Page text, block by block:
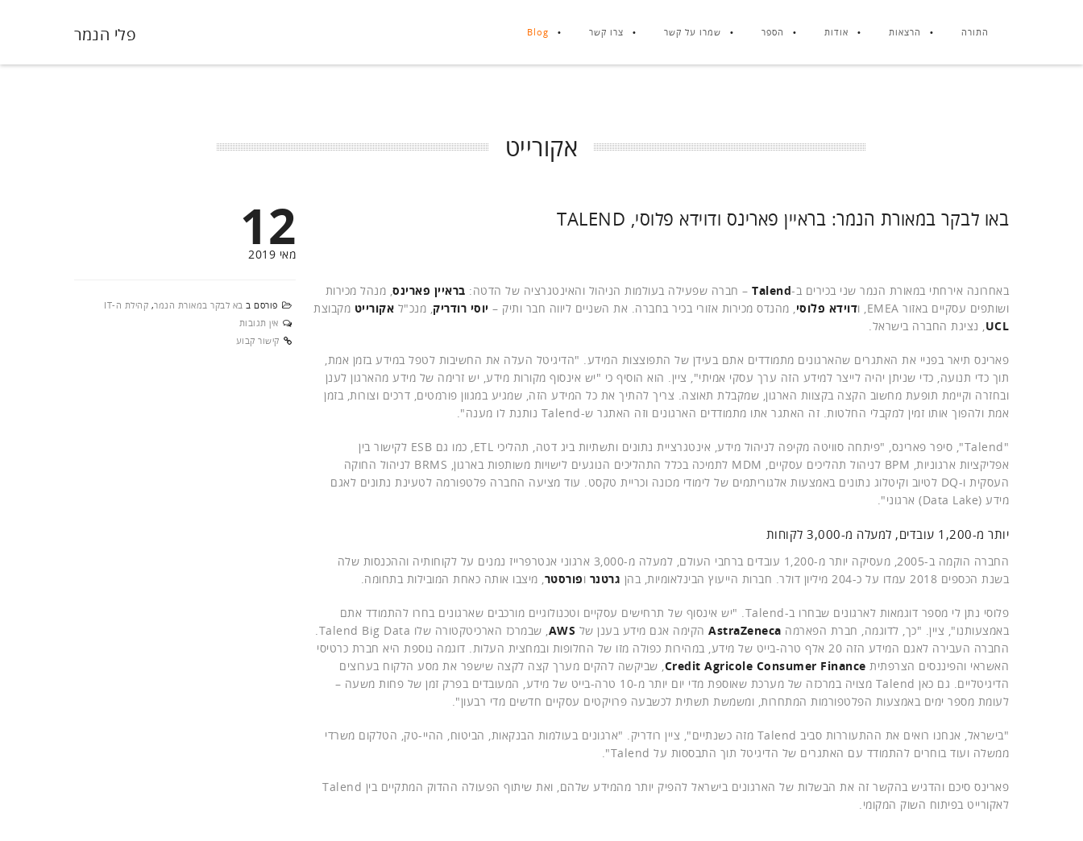
פלי הנמר התורה הרצאות אודות הספר שמרו על קשר צרו קשר Blog
אקורייט
12
מאי 2019
פורסם ב בא לבקר במאורת הנמר, קהילת ה-IT
אין תגובות
קישור קבוע
באו לבקר במאורת הנמר: בראיין פארינס ודוידא פלוסי, TALEND
באחרונה אירחתי במאורת הנמר שני בכירים ב-Talend – חברה שפעילה בעולמות הניהול והאינטגרציה של הדטה: בראיין פארינס, מנהל מכירות
ושותפים עסקיים באזור EMEA, ו
דוידא פלוסי, מהנדס מכירות אזורי בכיר בחברה. את השניים ליווה חבר ותיק – יוסי רודריק, מנכ"ל אקורייט מקבוצת
UCL, נציגת החברה בישראל.
פארינס תיאר בפניי את האתגרים שהארגונים מתמודדים אתם בעידן של התפוצצות המידע. "הדיגיטל העלה את החשיבות לטפל במידע בזמן אמת,
תוך כדי תנועה, כדי שניתן יהיה לייצר למידע הזה ערך עסקי אמיתי", ציין. הוא הוסיף כי "יש אינסוף מקורות מידע, יש זרימה של מידע מהארגון לענן
ובחזרה וקיימת תופעת מחשוב הקצה בקצוות הארגון, שמקבלת תאוצה. צריך להתיך את כל המידע הזה, שמגיע במגוון פורמטים, דרכים וצורות, בזמן
אמת ולהפוך אותו זמין למקבלי החלטות. זה האתגר אתו מתמודדים הארגונים וזה האתגר ש-Talend נותנת לו מענה".
"Talend", סיפר פארינס, "פיתחה סוויטה מקיפה לניהול מידע, אינטגרציית נתונים ותשתיות ביג דטה, תהליכי ETL, כמו גם ESB לקישור בין
אפליקציות ארגוניות, BPM לניהול תהליכים עסקיים, MDM לתמיכה בכלל התהליכים הנוגעים לישויות משותפות בארגון, BRMS לניהול החוקה
העסקית ו-DQ לטיוב וקיטלוג נתונים באמצעות אלגוריתמים של לימודי מכונה וכריית טקסט. עוד מציעה החברה פלטפורמה לטעינת נתונים לאגם
מידע (Data Lake) ארגוני".
יותר מ-1,200 עובדים, למעלה מ-3,000 לקוחות
החברה הוקמה ב-2005, מעסיקה יותר מ-1,200 עובדים ברחבי העולם, למעלה מ-3,000 ארגוני אנטרפרייז נמנים על לקוחותיה וההכנסות שלה
בשנת הכספים 2018 עמדו על כ-204 מיליון דולר. חברות הייעוץ הבינלאומיות, בהן
גרטנר ופורסטר, מיצבו אותה כאחת המובילות בתחומה.
פלוסי נתן לי מספר דוגמאות לארגונים שבחרו ב-Talend. "יש אינסוף של תרחישים עסקיים וטכנולוגיים מורכבים שארגונים בחרו להתמודד אתם
באמצעותנו", ציין. "כך, לדוגמה, חברת הפארמה AstraZeneca הקימה אגם מידע בענן של AWS
, שבמרכז הארכיטקטורה שלו Talend Big Data.
החברה העבירה לאגם המידע הזה 20 אלף טרה-בייט של מידע, במהירות כפולה מזו של החלופות ובמחצית העלות. דוגמה נוספת היא חברת כרטיסי
האשראי והפיננסים הצרפתית Credit Agricole Consumer Finance, שביקשה להקים מערך קצה לקצה שישפר את מסע הלקוח בערוצים
הדיגיטליים. גם כאן Talend מצויה במרכזה של מערכת שאוספת מדי יום יותר מ-10 טרה-בייט של מידע, המעובדים בפרק זמן של פחות משעה –
לעומת מספר ימים באמצעות הפלטפורמות המתחרות, ומשמשת תשתית לכשבעה פרויקטים עסקיים חדשים מדי רבעון".
"בישראל, אנחנו רואים את ההתעוררות סביב Talend מזה כשנתיים", ציין רודריק. "ארגונים בעולמות הבנקאות, הביטוח, ההיי-טק, הטלקום משרדי
ממשלה ועוד בוחרים להתמודד עם האתגרים של הדיגיטל תוך התבססות על Talend".
פארינס סיכם והדגיש בהקשר זה את הבשלות של הארגונים בישראל להפיק יותר מהמידע שלהם, ואת שיתוף הפעולה ההדוק המתקיים בין Talend
לאקורייט בפיתוח השוק המקומי.